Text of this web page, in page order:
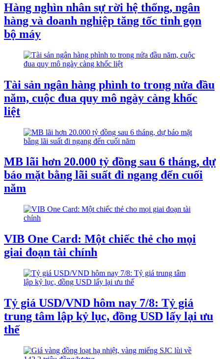
Hàng nghìn nhân sự rời hệ thống, ngân
hàng và doanh nghiệp tăng tốc tinh gọn
bộ máy
Tài sản ngân hàng phình to trong nửa đầu
năm, cuộc đua quy mô ngày càng khốc
liệt
MB lãi hơn 20.000 tỷ đồng sau 6 tháng, dự
báo mặt bằng lãi suất đi ngang đến cuối
năm
VIB One Card: Một chiếc thẻ cho mọi
giai đoạn tài chính
Tỷ giá USD/VND hôm nay 7/8: Tỷ giá
trung tâm lập kỷ lục, đồng USD lấy lại ưu
thế